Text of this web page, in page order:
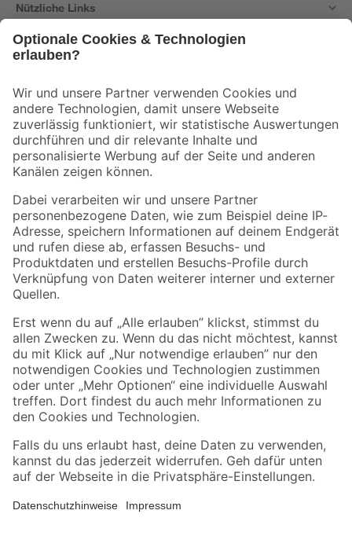
Nützliche Links
Der toom Newsletter: Keine Angebote und Aktionen mehr verpassen!
Zur Newsletter Anmeldung
Folge uns
Zahlungsarten Versandarten
Sicher einkaufen
Jetzt die toom-App herunterladen
Alle Preisangaben in EUR inkl. gesetzl. MwSt.. Die dargestellten Angebote sind unter
Umständen nicht in allen Märkten verfügbar. Die angegebenen Verfügbarkeiten beziehen
Produkte nur solange der Vorrat reicht.
*Paketversand ab 59 € versandkostenfrei, gilt nicht für Artikel mit Speditionsversand, hier